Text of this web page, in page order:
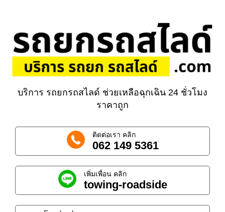
บริการ รถยกรถสไลด์ ช่วยเหลือฉุกเฉิน 24 ชั่วโมง
ราคาถูก
ติดต่อเรา คลิก
062 149 5361
เพิ่มเพื่อน คลิก
towing-roadside